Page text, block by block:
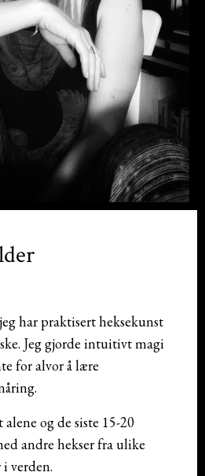
har praktisert heksekunst
Jeg gjorde intuitivt magi
for alvor å lære
alene og de siste 15-20
andre hekser fra ulike
verden.